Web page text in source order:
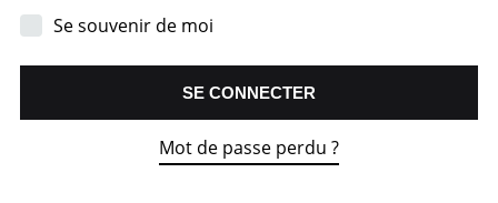
Se souvenir de moi
SE CONNECTER
Mot de passe perdu ?